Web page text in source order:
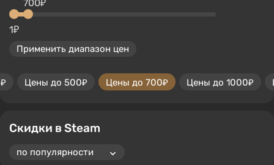
1₽
700₽
Применить диапазон цен
Цены до 500₽ Цены до 700₽ Цены до 1000₽
Скидки в Steam